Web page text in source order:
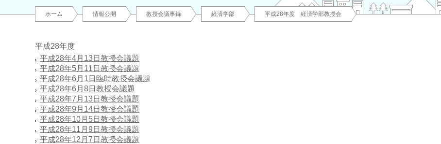
ホーム 情報公開 教授会議事録 経済学部 平成28年度 経済学部教授会
平成28年度
平成28年4月13日教授会議題
平成28年5月11日教授会議題
平成28年6月1日臨時教授会議題
平成28年6月8日教授会議題
平成28年7月13日教授会議題
平成28年9月14日教授会議題
平成28年10月5日教授会議題
平成28年11月9日教授会議題
平成28年12月7日教授会議題